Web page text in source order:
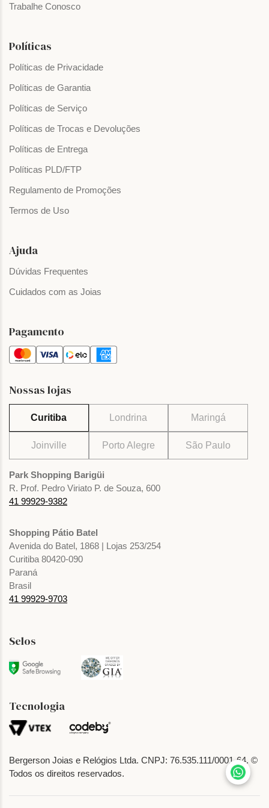
Trabalhe Conosco
Políticas
Políticas de Privacidade
Políticas de Garantia
Políticas de Serviço
Políticas de Trocas e Devoluções
Políticas de Entrega
Políticas PLD/FTP
Regulamento de Promoções
Termos de Uso
Ajuda
Dúvidas Frequentes
Cuidados com as Joias
Pagamento
Nossas lojas
Curitiba Londrina Maringá
Joinville Porto Alegre São Paulo
Park Shopping Barigüi
R. Prof. Pedro Viriato P. de Souza, 600
41 99929-9382
Shopping Pátio Batel
Avenida do Batel, 1868 | Lojas 253/254
Curitiba 80420-090
Paraná
Brasil
41 99929-9703
Bergerson Joias e Relógios Ltda. CNPJ: 76.535.111/0001-64. ©
Todos os direitos reservados.
Selos
Tecnologia